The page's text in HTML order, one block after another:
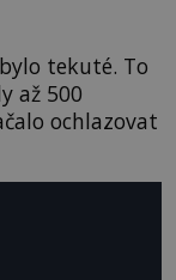
tekuté. To
až 500
ochlazovat